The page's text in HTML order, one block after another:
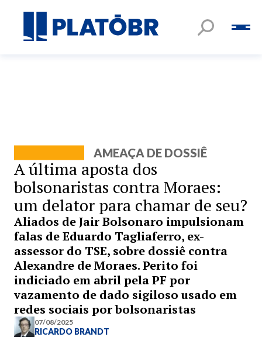
AMEAÇA DE DOSSIÊ
A última aposta dos
bolsonaristas contra Moraes:
um delator para chamar de seu?
Aliados de Jair Bolsonaro impulsionam
falas de Eduardo Tagliaferro, ex-
assessor do TSE, sobre dossiê contra
Alexandre de Moraes. Perito foi
indiciado em abril pela PF por
vazamento de dado sigiloso usado em
redes sociais por bolsonaristas
07/08/2025
RICARDO BRANDT